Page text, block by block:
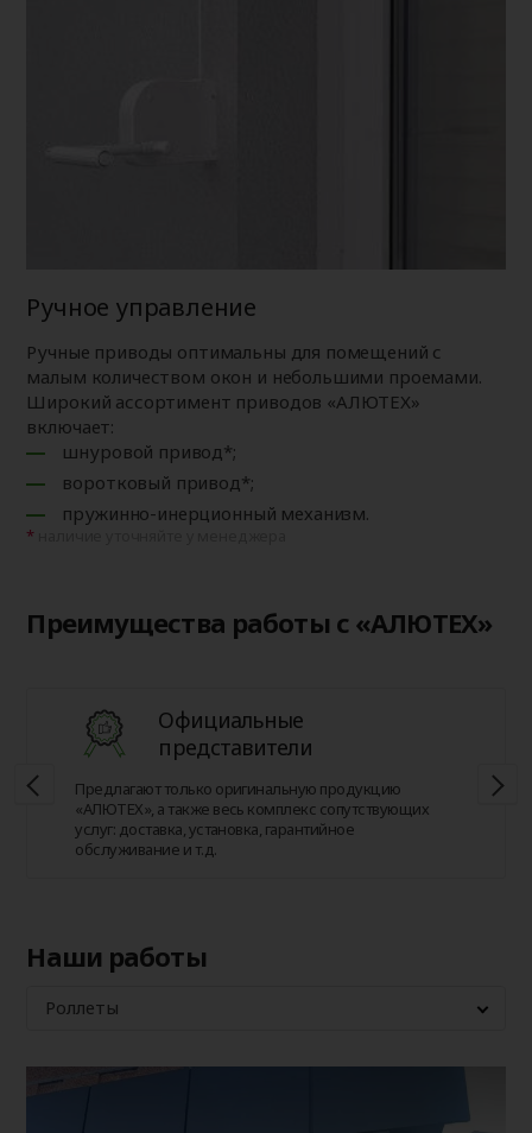
Ручное управление
Ручные приводы оптимальны для помещений с
малым количеством окон и небольшими проемами.
Широкий ассортимент приводов «АЛЮТЕХ»
включает:
шнуровой привод*;
воротковый привод*;
пружинно-инерционный механизм.
Преимущества работы с «АЛЮТЕХ»
Официальные
представители
Предлагают только оригинальную продукцию
«АЛЮТЕХ», а также весь комплекс сопутствующих
услуг: доставка, установка, гарантийное
обслуживание и т.д.
Наши работы
Роллеты